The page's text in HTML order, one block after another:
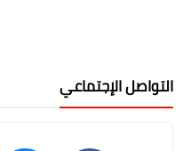
التواصل الإجتماعي